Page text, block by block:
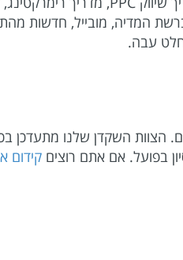
המדיה, מובייל, חדשות
העדכניים והמקיפים שבהם. הצוות השקדן
בפועל. אם אתם רוצים קידום